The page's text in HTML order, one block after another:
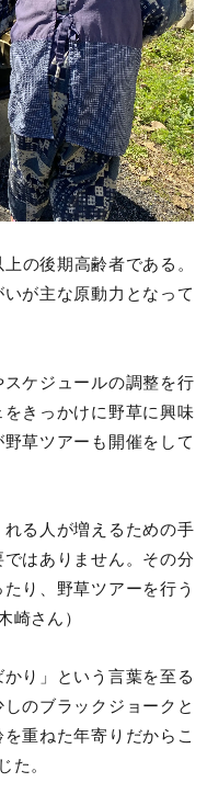
の後期高齢者である。
が主な原動力となって
ケジュールの調整を行
きっかけに野草に興味
草ツアーも開催をして
れる人が増えるための手
はありません。その分
り、野草ツアーを行う
崎さん）
り」という言葉を至る
のブラックジョークと
重ねた年寄りだからこ
た。